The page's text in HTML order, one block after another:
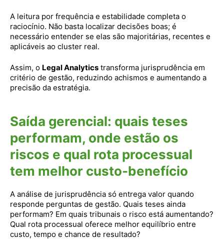
A leitura por frequência e estabilidade completa o
raciocínio. Não basta localizar decisões boas; é
necessário entender se elas são majoritárias, recentes e
aplicáveis ao cluster real.
Assim, o Legal Analytics transforma jurisprudência em
critério de gestão, reduzindo achismos e aumentando a
precisão da estratégia.
Saída gerencial: quais teses
performam, onde estão os
riscos e qual rota processual
tem melhor custo-benefício
A análise de jurisprudência só entrega valor quando
responde perguntas de gestão. Quais teses ainda
performam? Em quais tribunais o risco está aumentando?
Qual rota processual oferece melhor equilíbrio entre
custo, tempo e chance de resultado?